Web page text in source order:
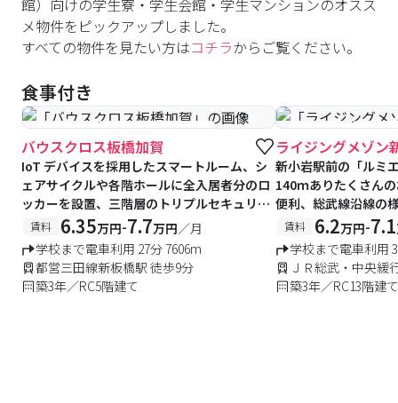
館）向けの学生寮・学生会館・学生マンションのオスス
メ物件をピックアップしました。
すべての物件を見たい方はコチラからご覧ください。
食事付き
#食事付き #女性専用フロアあり
バウスクロス板橋加賀
IoT デバイスを採用したスマートルーム、シ
ェアサイクルや各階ホールに全入居者分のロ
ッカーを設置、三階層のトリプルセキュリテ
ィ賃料 6.35万円-7.7万円／月
学校まで電車利用 27分 7606m
都営三田線新板橋駅 徒歩9分
築3年／RC5階建て
#食事付き #女性
ライジングメゾン
新小岩駅前の「ルミ
140ｍありたくさん
便利、総武線沿線の
賃料 6.2万円-7.1
学校まで電車利用
ＪＲ総武・中央緩
築3年／RC13階建て